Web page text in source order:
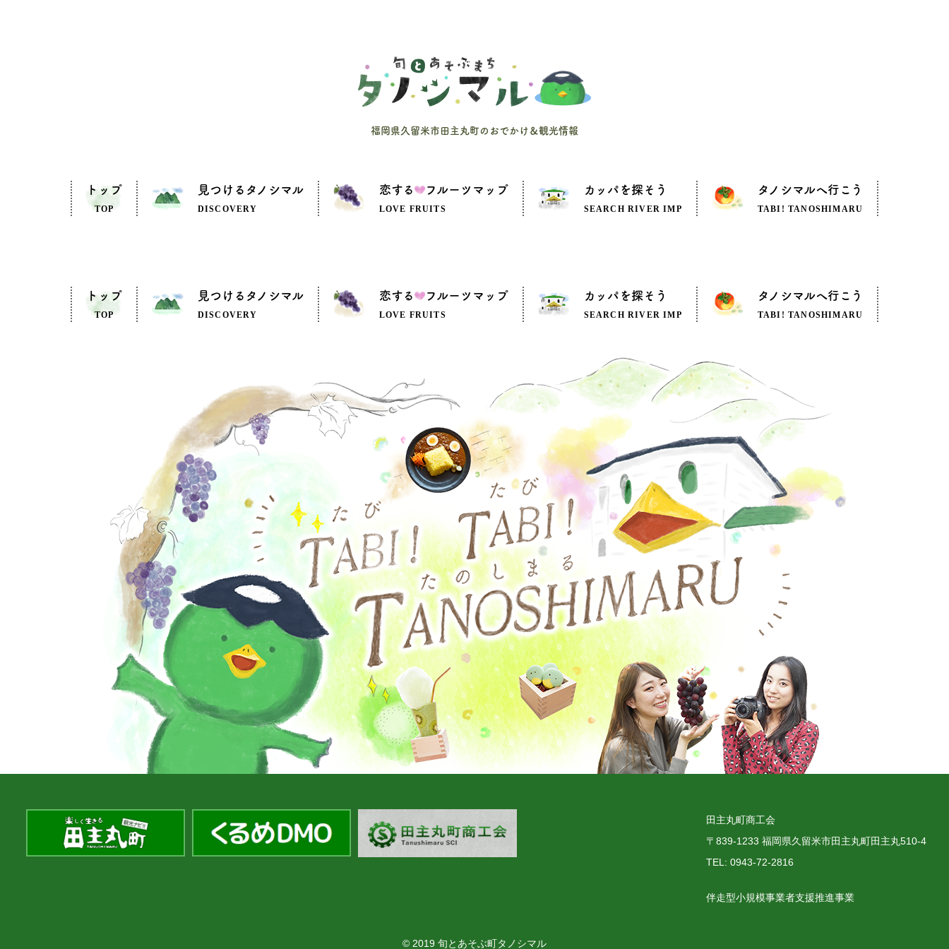
福岡県久留米市田主丸町のおでかけ＆観光情報
トップ
TOP
見つけるタノシマル
DISCOVERY
恋する フルーツマップ
LOVE FRUITS
カッパを探そう
SEARCH RIVER IMP
タノシマルへ行こう
TABI! TANOSHIMARU
トップ
TOP
見つけるタノシマル
DISCOVERY
恋する フルーツマップ
LOVE FRUITS
カッパを探そう
SEARCH RIVER IMP
タノシマルへ行こう
TABI! TANOSHIMARU
田主丸町商工会
〒839-1233 福岡県久留米市田主丸町田主丸510-4
TEL: 0943-72-2816
伴走型小規模事業者支援推進事業
© 2019 旬とあそぶ町タノシマル